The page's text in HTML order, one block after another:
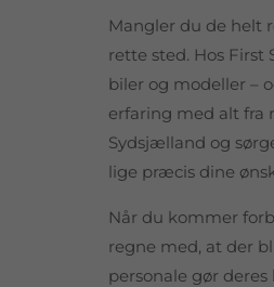
Mangler du de helt
rette sted. Hos
biler og modeller –
erfaring med alt fra
Sydsjælland og
lige præcis dine
Når du kommer
regne med, at der
personale gør